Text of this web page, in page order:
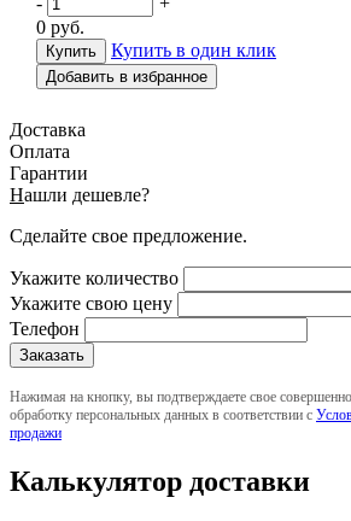
0 руб.
Купить в один клик
Добавить в избранное
Доставка
Оплата
Гарантии
Нашли дешевле?
Сделайте свое предложение.
Укажите количество
Укажите свою цену
Телефон
Нажимая на кнопку, вы подтверждаете свое
обработку персональных данных в соответствии с
продажи
Калькулятор доставки